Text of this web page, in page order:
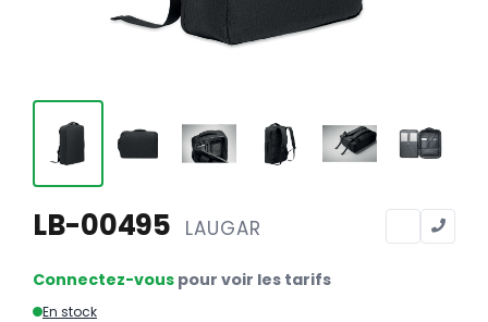
Calendriers
Calendriers bancaires
Tête de lettre
Sous-mains
Chemises
LB-00495 LAUGAR
Connectez-vous pour voir les tarifs
En stock